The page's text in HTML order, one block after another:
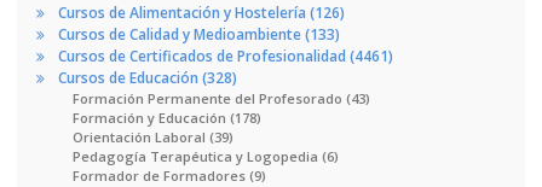
Cursos de Alimentación y Hostelería (126)
Cursos de Calidad y Medioambiente (133)
Cursos de Certificados de Profesionalidad (4461)
Cursos de Educación (328)
Formación Permanente del Profesorado (43)
Formación y Educación (178)
Orientación Laboral (39)
Pedagogía Terapéutica y Logopedia (6)
Formador de Formadores (9)